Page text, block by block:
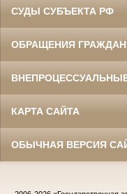
СУДЫ СУБЪЕКТА РФ
ОБРАЩЕНИЯ ГРАЖДАН
КАРТА САЙТА
ОБЫЧНАЯ ВЕРСИЯ